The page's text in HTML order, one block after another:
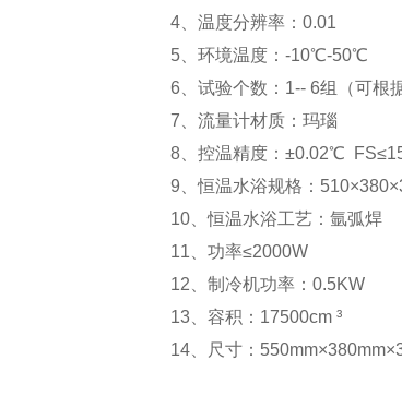
4、温度分辨率：0.01
5、环境温度：-10℃-50℃
6、试验个数：1-- 6组（可根
7、流量计材质：玛瑙
8、控温精度：±0.02℃
9、恒温水浴规格：
10、恒温水浴工艺：氩弧焊
11、功率≤2000W
12、制冷机功率：0.5KW
13、容积：17500cm ³
14、尺寸：